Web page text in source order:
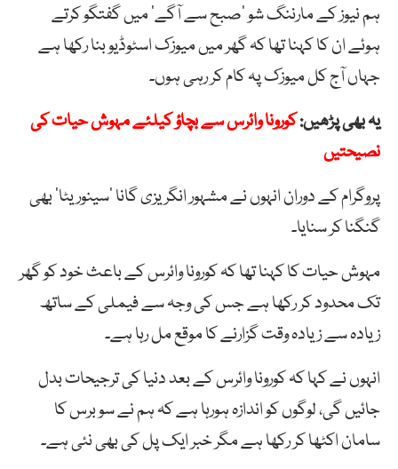
ہم نیوز کے مارننگ شو ’صبح سے آگے‘ میں گفتگو کرتے
ہوئے ان کا کہنا تھا کہ گھر میں میوزک اسٹوڈیو بنا رکھا ہے
جہاں آج کل میوزک پہ کام کر رہی ہوں۔
یہ بھی پڑھیں:کورونا وائرس سے بچاؤ کیلئے مہوش حیات کی
نصیحتیں
پروگرام کے دوران انہوں نے مشہور انگریزی گانا ’سینوریٹا‘ بھی
گنگنا کر سنایا۔
مہوش حیات کا کہنا تھا کہ کورونا وائرس کے باعث خود کو گھر
تک محدود کر رکھا ہے جس کی وجہ سے فیملی کے ساتھ
زیادہ سے زیادہ وقت گزارنے کا موقع مل رہا ہے۔
انہوں نے کہا کہ کورونا وائرس کے بعد دنیا کی ترجیحات بدل
جائیں گی، لوگوں کو اندازہ ہورہا ہے کہ ہم نے سو برس کا
سامان اکٹھا کر رکھا ہے مگر خبر ایک پل کی بھی نئی ہے۔